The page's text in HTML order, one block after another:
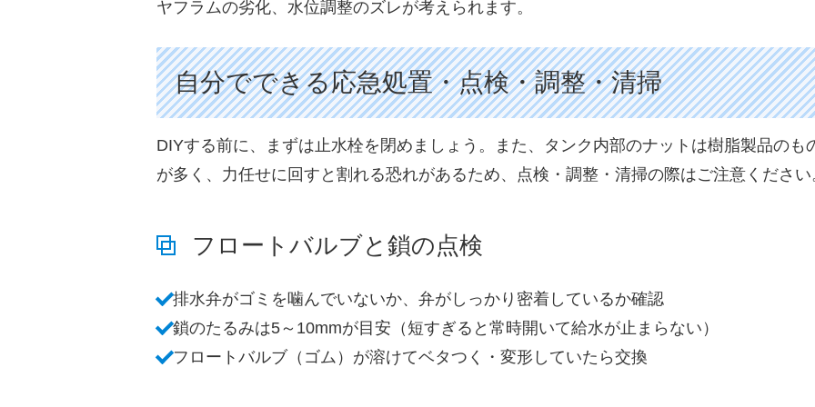
ヤフラムの劣化、水位調整のズレが考えられます。
自分でできる応急処置・点検・調整・清掃
DIYする前に、まずは止水栓を閉めましょう。また、タンク内部のナットは樹脂製品のも
が多く、力任せに回すと割れる恐れがあるため、点検・調整・清掃の際はご注意ください
フロートバルブと鎖の点検
排水弁がゴミを噛んでいないか、弁がしっかり密着しているか確認
鎖のたるみは5～10mmが目安（短すぎると常時開いて給水が止まらない）
フロートバルブ（ゴム）が溶けてベタつく・変形していたら交換